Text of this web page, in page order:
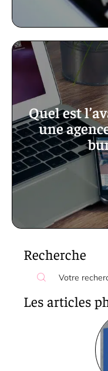
Quel est
une
Recherche
Les articles